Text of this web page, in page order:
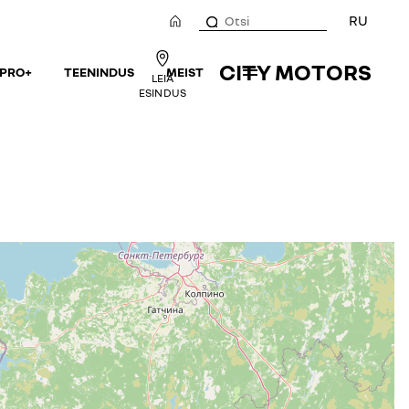
LEIA
ESINDUS
CITY MOTORS
TEENINDUS MEIST
RU